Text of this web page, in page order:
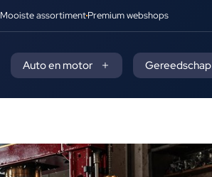
Mooiste assortimentPremium webshops
Auto en motor Gereedschap